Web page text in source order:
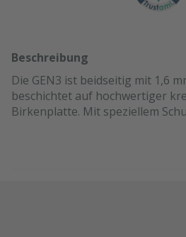
Beschreibung
Die GEN3 ist beidseitig mit 1,6
beschichtet auf hochwertiger
Birkenplatte. Mit speziellem